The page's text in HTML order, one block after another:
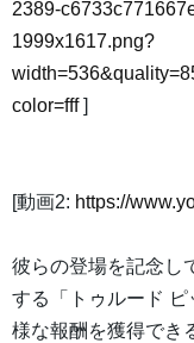
2389-
1999x1617.png?
color=fff]
[動画2: https://
彼らの登場を記念し
する「トゥルード
様な報酬を獲得でき